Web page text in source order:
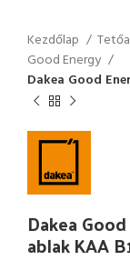
Kezdőlap
Good Energy
Dakea Good
Dakea
ablak KAA